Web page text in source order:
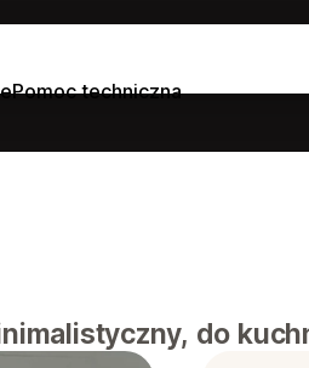
Pomoc techniczna
do